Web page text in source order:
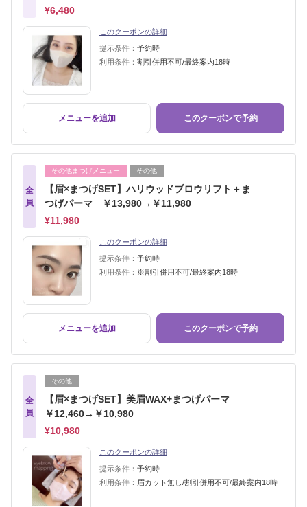
¥6,480
このクーポンの詳細
提示条件： 予約時
利用条件： 割引併用不可/最終案内18時
メニューを追加 このクーポンで予約
全
員
その他まつげメニュー その他
【眉×まつげSET】ハリウッドブロウリフト＋ま
つげパーマ ￥13,980→￥11,980
¥11,980
このクーポンの詳細
提示条件： 予約時
利用条件： ※割引併用不可/最終案内18時
メニューを追加 このクーポンで予約
全
員
その他
【眉×まつげSET】美眉WAX+まつげパーマ
￥12,460→￥10,980
¥10,980
このクーポンの詳細
提示条件： 予約時
利用条件： 眉カット無し/割引併用不可/最終案内18時